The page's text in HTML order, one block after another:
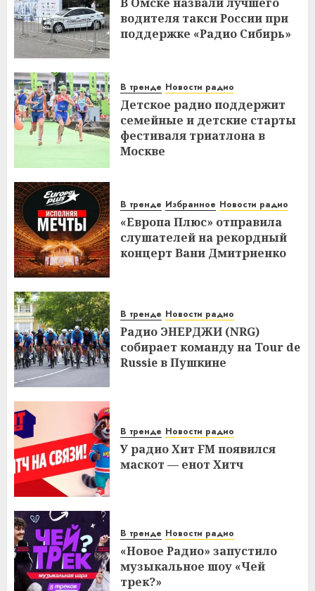
водителя такси России при
поддержке «Радио Сибирь»
В тренде Новости радио
Детское радио поддержит
семейные и детские старты
фестиваля триатлона в
Москве
В тренде Избранное Новости радио
«Европа Плюс» отправила
слушателей на рекордный
концерт Вани Дмитриенко
В тренде Новости радио
Радио ЭНЕРДЖИ (NRG)
собирает команду на Tour de
Russie в Пушкине
В тренде Новости радио
У радио Хит FM появился
маскот — енот Хитч
В тренде Новости радио
«Новое Радио» запустило
музыкальное шоу «Чей
трек?»